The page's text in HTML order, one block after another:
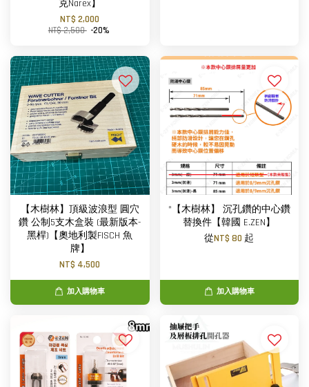
克Narex】
NT$ 2,000
NT$ 2,500 -20%
【木樹林】頂級波浪型 圓穴
鑽 公制5支木盒裝 (最新版本-
黑桿)【奧地利製FISCH 魚
牌】
NT$ 4,500
加入購物車
*【木樹林】 沉孔鑽的中心鑽
替換件【韓國 E.ZEN】
從NT$ 80 起
加入購物車